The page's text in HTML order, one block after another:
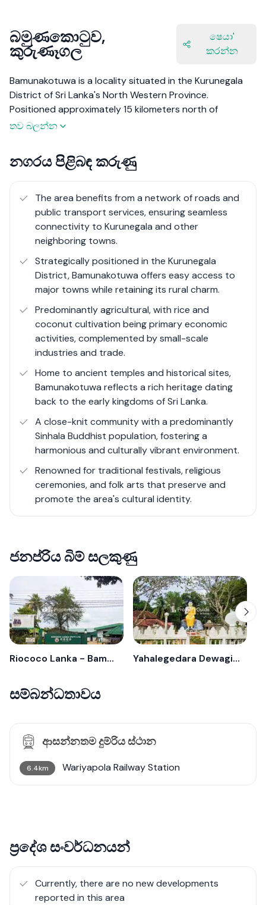
බමුණකොටුව,
කුරුණෑගල
ෂෙයා'
කරන්න
Bamunakotuwa is a locality situated in the Kurunegala
District of Sri Lanka's North Western Province.
Positioned approximately 15 kilometers north of
Kurunegala city, it serves as the administrative center
characterized by its agricultural landscape, with paddy
fields and coconut plantations being predominant.
The community is known for its rich cultural heritage,
including traditional festivals and religious sites that
reflect the region's historical significance. The serene
environment and proximity to major towns make
seeking a blend of rural tranquility and accessibility.
තව බලන්න
නගරය පිළිබඳ කරුණු
The area benefits from a network of roads and
public transport services, ensuring seamless
connectivity to Kurunegala and other
neighboring towns.
Strategically positioned in the Kurunegala
District, Bamunakotuwa offers easy access to
major towns while retaining its rural charm.
Predominantly agricultural, with rice and
coconut cultivation being primary economic
activities, complemented by small-scale
industries and trade.
Home to ancient temples and historical sites,
Bamunakotuwa reflects a rich heritage dating
back to the early kingdoms of Sri Lanka.
A close-knit community with a predominantly
Sinhala Buddhist population, fostering a
harmonious and culturally vibrant environment.
Renowned for traditional festivals, religious
ceremonies, and folk arts that preserve and
promote the area's cultural identity.
ජනප්රිය බිම් සලකුණු
Riococo Lanka - Bamunakotuwa Yahalegedara Dewagiri Viharaya - Bamunakotuwa
සම්බන්ධතාවය
ආසන්නතම දුම්රිය ස්ථාන
6.4km Wariyapola Railway Station
ප්‍රදේශ සංවර්ධනයන්
Currently, there are no new developments
reported in this area